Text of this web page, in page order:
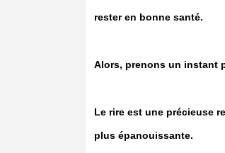
rester en bonne santé.
Alors, prenons un instant
Le rire est une précieuse
plus épanouissante.